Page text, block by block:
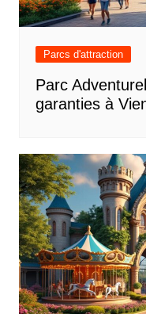
Parcs d'attraction
Parc
garanties à